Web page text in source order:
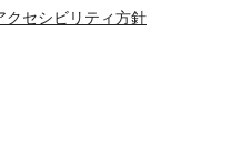
クセシビリティ方針